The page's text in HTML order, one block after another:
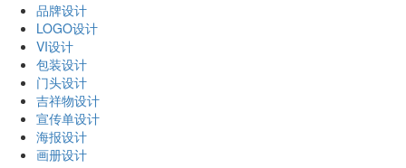
品牌设计
LOGO设计
VI设计
包装设计
门头设计
吉祥物设计
宣传单设计
海报设计
画册设计